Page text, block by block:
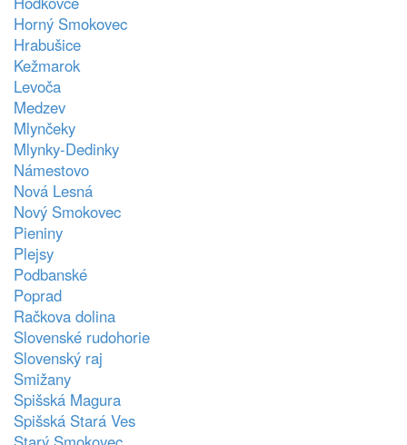
Horný Smokovec
Hrabušice
Kežmarok
Levoča
Medzev
Mlynčeky
Mlynky-Dedinky
Námestovo
Nová Lesná
Nový Smokovec
Pieniny
Plejsy
Podbanské
Poprad
Račkova dolina
Slovenské rudohorie
Slovenský raj
Smižany
Spišská Magura
Spišská Stará Ves